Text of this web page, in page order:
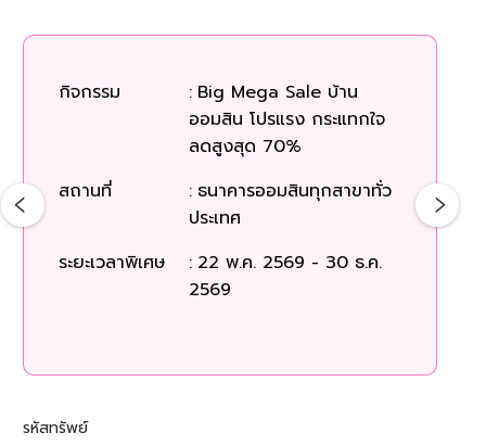
กิจกรรม : Big Mega Sale บ้าน
ออมสิน โปรแรง กระแทกใจ
ลดสูงสุด 70%
สถานที่
: ธนาคารออมสินทุกสาขาทั่ว
ประเทศ
ระยะเวลาพิเศษ
: 22 พ.ค. 2569 - 30 ธ.ค.
2569
รหัสทรัพย์